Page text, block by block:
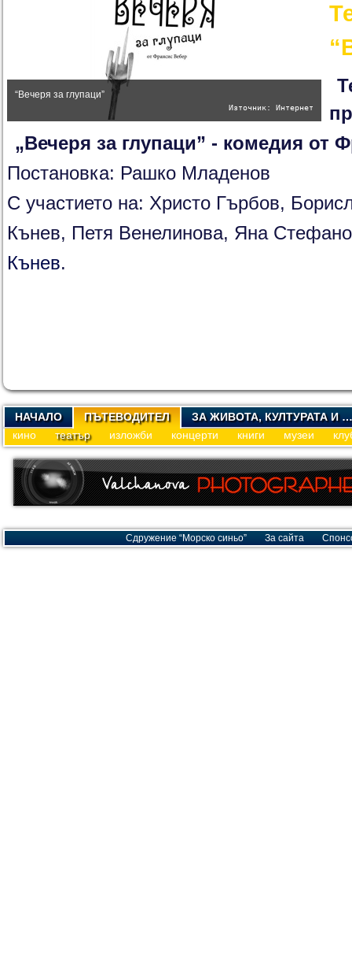
“Вечеря за глупаци”
Източник: Интернет
„Вечеря за глупаци” - комедия от
Постановка: Рашко Младенов
С участието на: Христо Гърбов,
Кънев, Петя Венелинова, Яна
Кънев.
НАЧАЛО ПЪТЕВОДИТЕЛ
ЗА ЖИВОТА, КУЛТУРАТА И …
кино
театър изложби концерти книги музеи
Сдружение “Морско синьо” За сайта